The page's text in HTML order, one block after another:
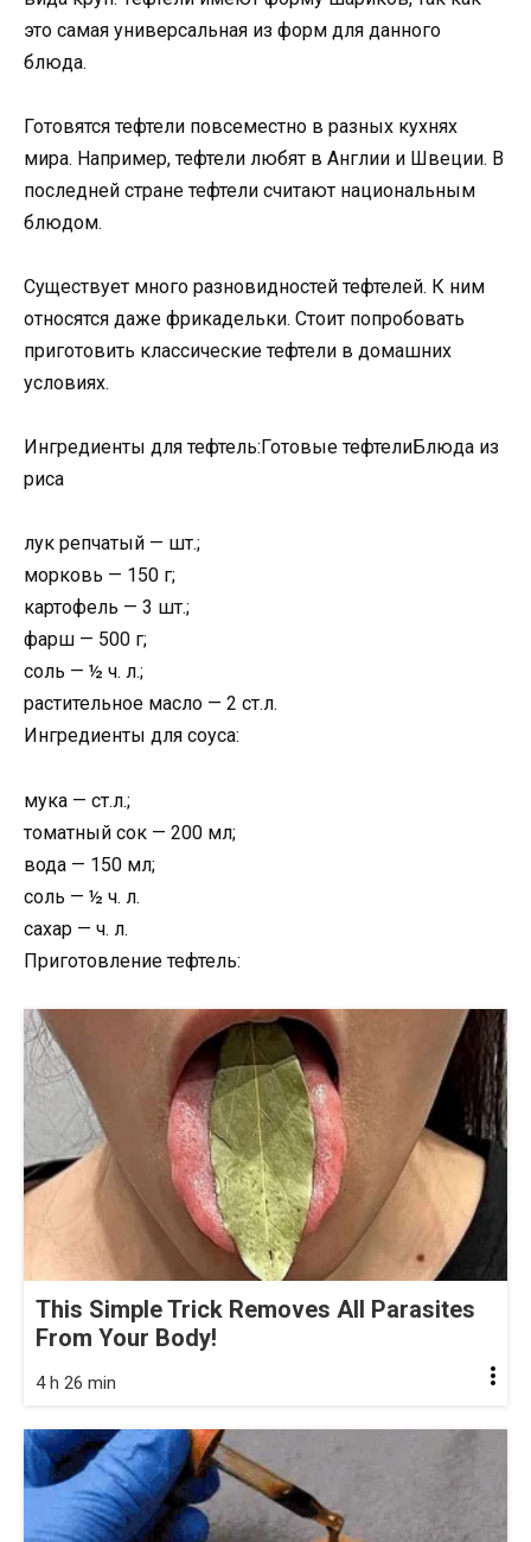
это самая универсальная из форм для данного
блюда.
Готовятся тефтели повсеместно в разных кухнях
мира. Например, тефтели любят в Англии и Швеции. В
последней стране тефтели считают национальным
блюдом.
Существует много разновидностей тефтелей. К ним
относятся даже фрикадельки. Стоит попробовать
приготовить классические тефтели в домашних
условиях.
Ингредиенты для тефтель:Готовые тефтелиБлюда из
риса
лук репчатый — шт.;
морковь — 150 г;
картофель — 3 шт.;
фарш — 500 г;
соль — ½ ч. л.;
растительное масло — 2 ст.л.
Ингредиенты для соуса:
мука — ст.л.;
томатный сок — 200 мл;
вода — 150 мл;
соль — ½ ч. л.
сахар — ч. л.
Приготовление тефтель:
This Simple Trick Removes All Parasites
From Your Body!
4 h 26 min